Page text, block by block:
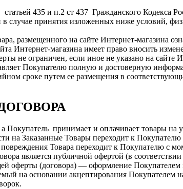
статьей 435 и п.2 ст 437 Гражданского
случае принятия изложенных ниже условий,
размещенного на сайте Интернет-магазина
Интернет-магазина имеет право вносить
не ограничен, если иное не указано на сайте
Покупателю полную и достоверную
сроке путем ее размещения в
Покупатель принимает и оплачивает товары на
на Заказанные Товары переходит к
Товара переходит к Покупателю с
является публичной офертой (в
оферты (договора) — оформление Покупателем
на основании акцептирования Покупателем